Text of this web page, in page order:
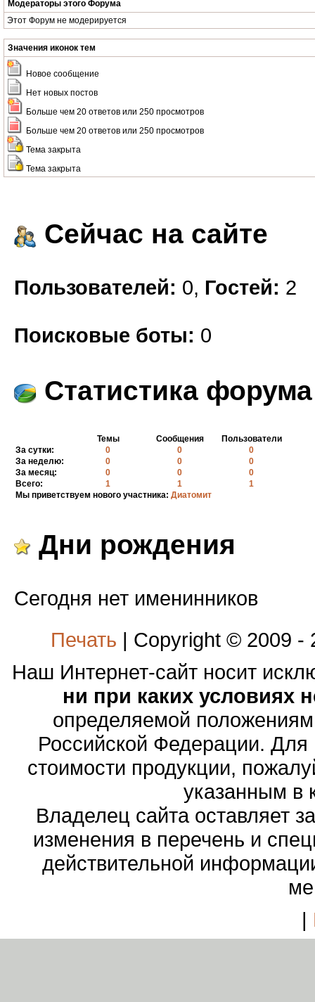
Модераторы этого Форума
Этот Форум не модерируется
Значения иконок тем
Новое сообщение
Нет новых постов
Больше чем 20 ответов или 250 просмотров
Больше чем 20 ответов или 250 просмотров
Тема закрыта
Тема закрыта
Сейчас на сайте
Пользователей: 0, Гостей: 2
Поисковые боты: 0
Статистика форума
Темы Сообщения
Пользователи
За сутки:
0 0
0
За неделю:
0 0
0
За месяц:
0 0
0
Всего:
1 1
1
Мы приветствуем нового участника: Диатомит
Дни рождения
Сегодня нет именинников
Печать | Copyright © 2009 -
Наш Интернет-сайт носит
ни при каких условиях
определяемой
Российской Федерации.
стоимости продукции,
указанным в
Владелец сайта оставляет
изменения в перечень и
действительной
|